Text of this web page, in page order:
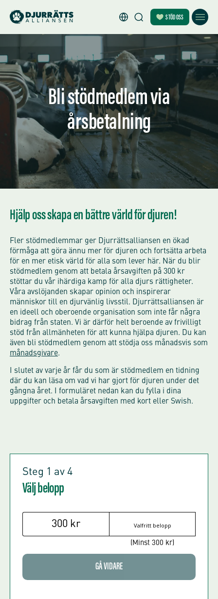
STÖD OSS
Bli stödmedlem via
årsbetalning
Hjälp oss skapa en bättre värld för djuren!
Fler stödmedlemmar ger Djurrättsalliansen en ökad
förmåga att göra ännu mer för djuren och fortsätta arbeta
för en mer etisk värld för alla som lever här. När du blir
stödmedlem genom att betala årsavgiften på 300 kr
stöttar du vår ihärdiga kamp för alla djurs rättigheter.
Våra avslöjanden skapar opinion och inspirerar
människor till en djurvänlig livsstil. Djurrättsalliansen är
en ideell och oberoende organisation som inte får några
bidrag från staten. Vi är därför helt beroende av frivilligt
stöd från allmänheten för att kunna hjälpa djuren. Du kan
även bli stödmedlem genom att stödja oss månadsvis som
månadsgivare.
I slutet av varje år får du som är stödmedlem en tidning
där du kan läsa om vad vi har gjort för djuren under det
gångna året. I formuläret nedan kan du fylla i dina
uppgifter och betala årsavgiften med kort eller Swish.
Steg 1 av 4
Välj belopp
300 kr
(Minst 300 kr)
GÅ VIDARE